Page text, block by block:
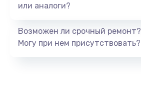
или аналоги?
Возможен ли срочный ремонт?
Могу при нем присутствовать?